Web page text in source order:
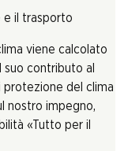
e il trasporto
viene calcolato
suo contributo al
del clima
nostro impegno,
«Tutto per il